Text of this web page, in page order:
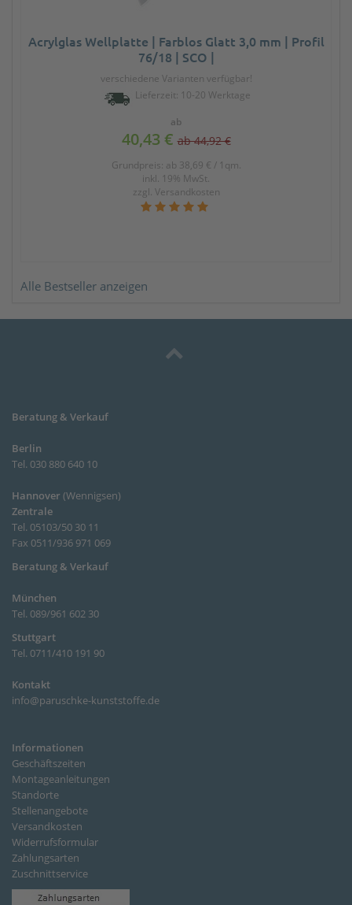
Acrylglas Wellplatte | Farblos Glatt 3,0 mm | Profil
76/18 | SCO |
verschiedene Varianten verfügbar!
Lieferzeit: 10-20 Werktage
ab
40,43 €ab 44,92 €
Grundpreis: ab 38,69 € / 1qm.
inkl. 19% MwSt.
zzgl. Versandkosten
Alle Bestseller anzeigen
Beratung & Verkauf
Berlin
Tel. 030 880 640 10
Hannover (Wennigsen)
Zentrale
Tel. 05103/50 30 11
Fax 0511/936 971 069
Beratung & Verkauf
München
Tel. 089/961 602 30
Stuttgart
Tel. 0711/410 191 90
Kontakt
info@paruschke-kunststoffe.de
Informationen
Geschäftszeiten
Montageanleitungen
Standorte
Stellenangebote
Versandkosten
Widerrufsformular
Zahlungsarten
Zuschnittservice